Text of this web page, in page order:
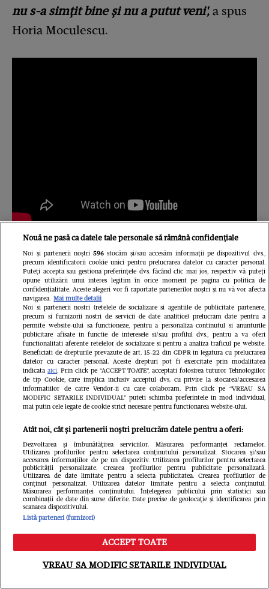
nu s-a simțit bine și nu a putut veni', a spus
Horia Moculescu.
Absentul serii a fost însă Gabriel Cotabiță,
care nici el nu s-a simțit bine să vină să
interpreteze una dintre marile piese pe care
i le-a scris compozitorul. În locul lui, la
finalul spectacolului, Adrian Daminescu a
mai interpretat o piesă.
'Este bolnav. A fost la repetiții și a cântat
impecabil… Nu a putut veni.',a dezvăluit
Meniu Caută
Nouă ne pasă ca datele tale personale să rămână confidențiale
Noi și partenerii noștri 596stocăm și/sau accesăm informații pe dispozitivul dvs.,
precum identificatorii cookie unici pentru prelucrarea datelor cu caracter personal.
Puteți accepta sau gestiona preferințele dvs. făcând clic mai jos, respectiv vă puteți
opune utilizării unui interes legitim în orice moment pe pagina cu politica de
confidențialitate. Aceste alegeri vor fi raportate partenerilor noștri și nu vă vor afecta
navigarea. Mai multe detalii
Noi si partenerii nostri (retelele de socializare si agentiile de publicitate partenere,
precum si furnizorii nostri de servicii de date analitice) prelucram date pentru a
permite website-ului sa functioneze, pentru a personaliza continutul si anunturile
publicitare afisate in functie de interesele si/sau profilul dvs., pentru a va oferi
functionalitati aferente retelelor de socializare si pentru a analiza traficul pe website.
Beneficiati de drepturile prevazute de art. 15-22 din GDPR in legatura cu prelucrarea
datelor cu caracter personal. Aceste drepturi pot fi exercitate prin modalitatea
indicataaici. Prin click pe “ACCEPT TOATE”, acceptati folosirea tuturor Tehnologiilor
de tip Cookie, care implica inclusiv acceptul dvs. cu privire la stocarea/accesarea
informatiilor de catre Vendor-ii cu care colaboram. Prin click pe “VREAU SA
MODIFIC SETARILE INDIVIDUAL” puteti schimba preferintele in mod individual,
mai putin cele legate de cookie strict necesare pentru functionarea website-ului.
Atât noi, cât și partenerii noștri prelucrăm datele pentru a oferi:
Dezvoltarea și îmbunătățirea serviciilor. Măsurarea performanței reclamelor.
Utilizarea profilurilor pentru selectarea conținutului personalizat. Stocarea și/sau
accesarea informațiilor de pe un dispozitiv. Utilizarea profilurilor pentru selectarea
publicității personalizate. Crearea profilurilor pentru publicitate personalizată.
Utilizarea de date limitate pentru a selecta publicitatea. Crearea profilurilor de
conținut personalizat. Utilizarea datelor limitate pentru a selecta conținutul.
Măsurarea performanței conținutului. Înțelegerea publicului prin statistici sau
combinații de date din surse diferite. Date precise de geolocație și identificarea prin
scanarea dispozitivului.
Listă parteneri (furnizori)
ACCEPT TOATE
VREAU SA MODIFIC SETARILE INDIVIDUAL